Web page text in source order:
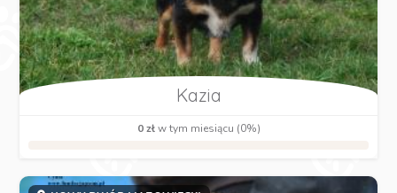
Kazia
0 złw tym miesiącu (0%)